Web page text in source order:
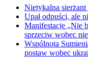
Nietykalna
Upał odpuści, ale
Manifestacje „Nie
sprzeciw wobec
Wspólnota
postaw wobec